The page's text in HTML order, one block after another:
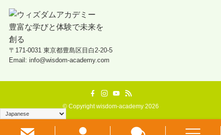
〒171-0031 東京都豊島区目白2-20-5
Email: info@wisdom-academy.com
©Copyright wisdom-academy 2026